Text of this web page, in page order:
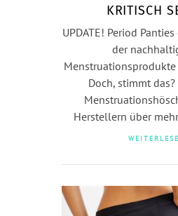
KRITISCH
UPDATE! Period
der
Doch, stimmt
Herstellern über